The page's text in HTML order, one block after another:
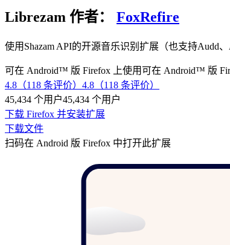
Librezam 作者： FoxRefire
使用Shazam API的开源音乐识别扩展（也支持Audd
可在 Android™ 版 Firefox 上使用可在 Android™ 版
4.8（118 条评价） 4.8（118 条评价）
45,434 个用户45,434 个用户
下载 Firefox 并安装扩展
下载文件
扫码在 Android 版 Firefox 中打开此扩展